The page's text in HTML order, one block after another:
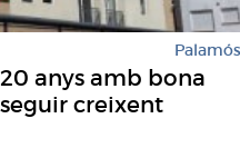
Palamós
anys amb bona
creixent